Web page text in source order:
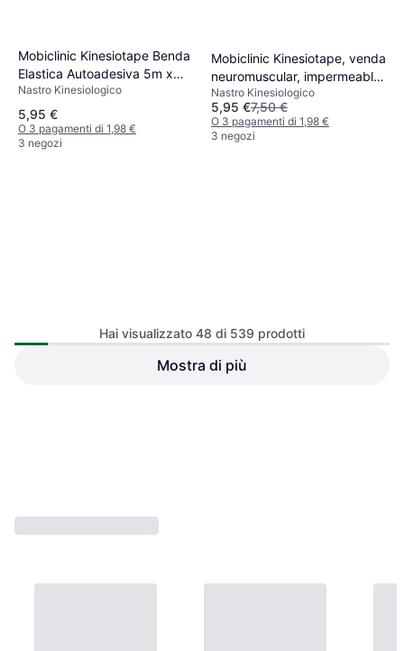
Mobiclinic Kinesiotape Benda
Elastica Autoadesiva 5m x
5cm
Nastro Kinesiologico
5,95 €
O 3 pagamenti di 1,98 €
3 negozi
Mobiclinic Kinesiotape, venda
neuromuscular, impermeable,
5cm x 5m, varios colores,
mobitape, mobiclinic
Nastro Kinesiologico
5,95 €7,50 €
O 3 pagamenti di 1,98 €
3 negozi
vendaje neuromuscular, 5cm
Mobiclinic Pack 2 Kinesiotape
Hai visualizzato 48 di 539 prodotti
Mostra di più